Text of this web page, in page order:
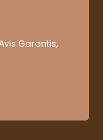
Garantis,